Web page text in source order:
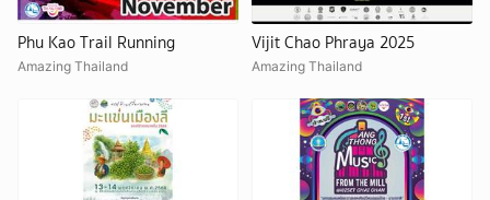
Phu Kao Trail Running
Amazing Thailand
Vijit Chao Phraya 2025
Amazing Thailand